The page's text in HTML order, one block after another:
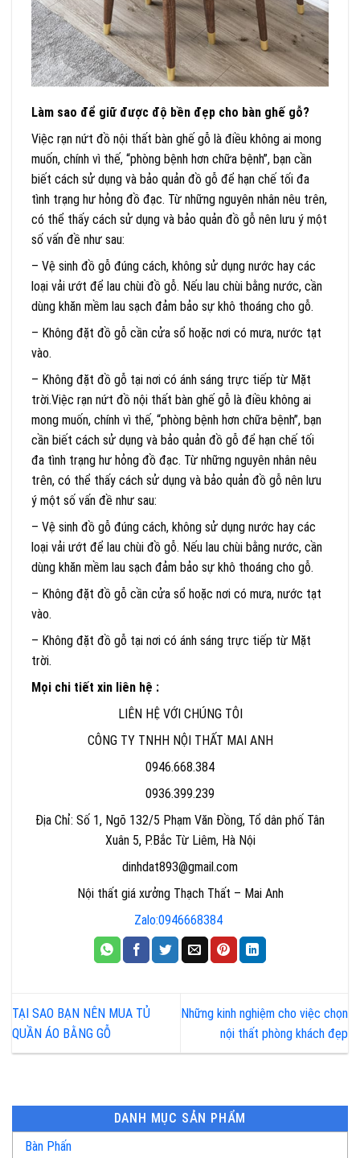
Làm sao để giữ được độ bền đẹp cho bàn ghế gỗ?
Việc rạn nứt đồ nội thất bàn ghế gỗ là điều không ai mong
muốn, chính vì thế, “phòng bệnh hơn chữa bệnh”, bạn cần
biết cách sử dụng và bảo quản đồ gỗ để hạn chế tối đa
tình trạng hư hỏng đồ đạc. Từ những nguyên nhân nêu trên,
có thể thấy cách sử dụng và bảo quản đồ gỗ nên lưu ý một
số vấn đề như sau:
– Vệ sinh đồ gỗ đúng cách, không sử dụng nước hay các
loại vải ướt để lau chùi đồ gỗ. Nếu lau chùi bằng nước, cần
dùng khăn mềm lau sạch đảm bảo sự khô thoáng cho gỗ.
– Không đặt đồ gỗ cần cửa sổ hoặc nơi có mưa, nước tạt
vào.
– Không đặt đồ gỗ tại nơi có ánh sáng trực tiếp từ Mặt
trời.Việc rạn nứt đồ nội thất bàn ghế gỗ là điều không ai
mong muốn, chính vì thế, “phòng bệnh hơn chữa bệnh”, bạn
cần biết cách sử dụng và bảo quản đồ gỗ để hạn chế tối
đa tình trạng hư hỏng đồ đạc. Từ những nguyên nhân nêu
trên, có thể thấy cách sử dụng và bảo quản đồ gỗ nên lưu
ý một số vấn đề như sau:
– Vệ sinh đồ gỗ đúng cách, không sử dụng nước hay các
loại vải ướt để lau chùi đồ gỗ. Nếu lau chùi bằng nước, cần
dùng khăn mềm lau sạch đảm bảo sự khô thoáng cho gỗ.
– Không đặt đồ gỗ cần cửa sổ hoặc nơi có mưa, nước tạt
vào.
– Không đặt đồ gỗ tại nơi có ánh sáng trực tiếp từ Mặt
trời.
Mọi chi tiết xin liên hệ :
LIÊN HỆ VỚI CHÚNG TÔI
CÔNG TY TNHH NỘI THẤT MAI ANH
0946.668.384
0936.399.239
Địa Chỉ: Số 1, Ngõ 132/5 Phạm Văn Đồng, Tổ dân phố Tân
Xuân 5, P.Bắc Từ Liêm, Hà Nội
dinhdat893@gmail.com
Nội thất giá xưởng Thạch Thất – Mai Anh
Zalo:0946668384
TẠI SAO BẠN NÊN MUA TỦ
QUẦN ÁO BẰNG GỖ
Những kinh nghiệm cho việc chọn
nội thất phòng khách đẹp
DANH MỤC SẢN PHẨM
Bàn Phấn